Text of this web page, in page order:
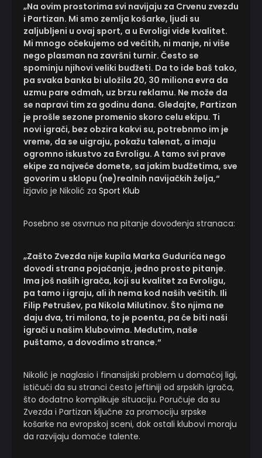
„Na ovim prostorima svi navijaju za Crvenu zvezdu
i Partizan. Mi smo zemlja košarke, ljudi su
zaljubljeni u ovaj sport, a u Evroligi vide kvalitet.
Mi mnogo očekujemo od večitih, ni manje, ni više
nego plasman na završni turnir. Često se
spominju njihovi veliki budžeti. Da to ide baš tako,
pa svaka banka bi uložila 20, 30 miliona evra da
uzmu pare odmah, uz brzu reklamu. Ne može da
se napravi tim za godinu dana. Gledajte, Partizan
je prošle sezone promenio skoro celu ekipu. Ti
novi igrači, bez obzira kakvi su, potrebnmo im je
vreme, da se uigraju, pokažu talenat, a imaju
ogromno iskustvo za Evroligu. A tamo svi prave
ekipe za najveće domete, sa jakim budžetima, sve
govorim u sklopu (ne)realnih navijačkih želja,“
izjavio je Nikolić za Sport Klub
Posebno se osvrnuo na pitanje dovođenja stranaca:
„Zašto Zvezda nije kupila Marka Gudurića nego
dovodi strana pojačanja, jedno prosto pitanje.
Ima još naših igrača, koji su kvalitet za Evroligu,
pa tamo i igraju, ali ih nema kod naših večitih. Ili
Filip Petrušev, pa Nikola Milutinov. Što njima ne
daju dva, tri milona, to je poenta, pa će biti naši
igrači u našim klubovima. Međutim, naše
puštamo, a dovodimo strance.“
Nikolić je naglasio i finansijski problem u domaćoj ligi,
ističući da su stranci često jeftiniji od srpskih igrača,
što dodatno komplikuje situaciju. Poručuje da su
Zvezda i Partizan ključne za promociju srpske
košarke na evropskoj sceni, dok ostali klubovi moraju
da razvijaju domaće talente.